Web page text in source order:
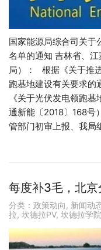
国家能源局综合司关于
名单的通知 吉林省、
局）： 根据《关于推
跑基地建设有关要求的
《关于光伏发电领跑
通新能〔2018〕168号
管部门初审上报、我局
每度补3毛，北
分类： 政策动向 , 新闻动
拉, 坎德拉PV, 坎德拉学院